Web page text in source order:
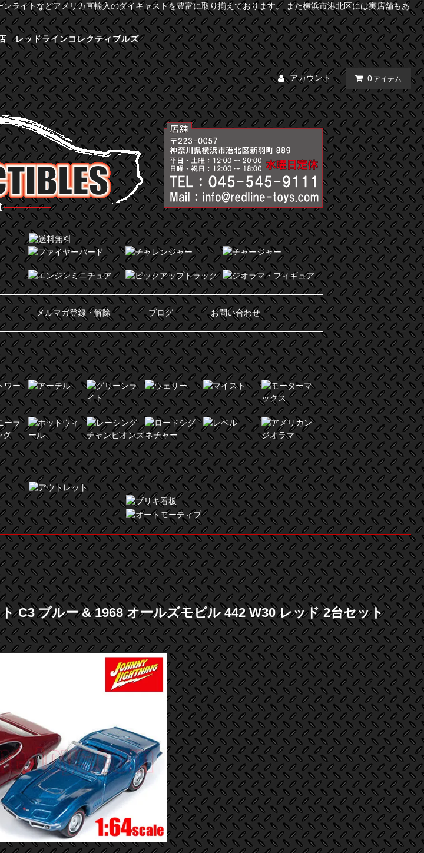
ライトなどアメリカ直輸入のダイキャストを豊富に取り揃えております。 また横浜市港北区には実店舗もあ
レッドラインコレクティブルズ
アカウント 0 アイテム
メルマガ登録・解除 ブログ お問い合わせ
C3 ブルー & 1968 オールズモビル 442 W30 レッド 2台セット